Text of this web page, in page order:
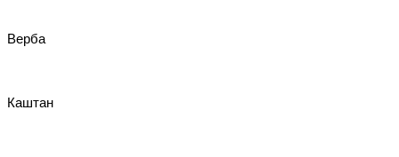
Верба
Каштан